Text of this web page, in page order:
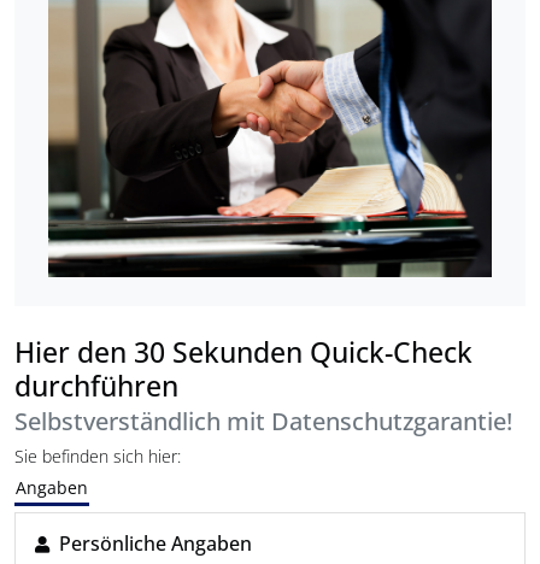
Hier den 30 Sekunden Quick-Check
durchführen
Selbstverständlich mit Datenschutzgarantie!
Sie befinden sich hier:
Angaben
Persönliche Angaben